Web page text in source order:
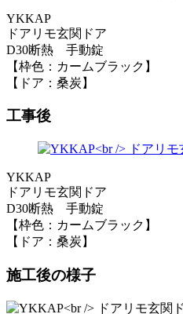
YKKAP
ドアリモ玄関ドア
D30断熱 手動錠
【枠色：カームブラック】
【ドア：桑炭】
工事後
YKKAP
ドアリモ玄関ドア
D30断熱 手動錠
【枠色：カームブラック】
【ドア：桑炭】
施工後の様子